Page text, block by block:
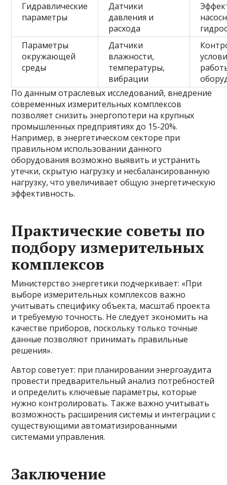
Гидравлические
параметры
Датчики
давления и
расхода
Параметры
окружающей
среды
Датчики
влажности,
температуры,
вибрации
По данным отраслевых исследований, внедрение
современных измерительных комплексов
позволяет снизить энергопотери на крупных
промышленных предприятиях до 15-20%.
Например, в энергетическом секторе при
правильном использовании данного
оборудования возможно выявить и устранить
утечки, скрытую нагрузку и несбалансированную
нагрузку, что увеличивает общую энергетическую
эффективность.
Практические советы по
подбору измерительных
комплексов
Министерство энергетики подчеркивает: «При
выборе измерительных комплексов важно
учитывать специфику объекта, масштаб проекта
и требуемую точность. Не следует экономить на
качестве приборов, поскольку только точные
данные позволяют принимать правильные
решения».
Автор советует: при планировании энергоаудита
провести предварительный анализ потребностей
и определить ключевые параметры, которые
нужно контролировать. Также важно учитывать
возможность расширения системы и интеграции с
существующими автоматизированными
системами управления.
Заключение